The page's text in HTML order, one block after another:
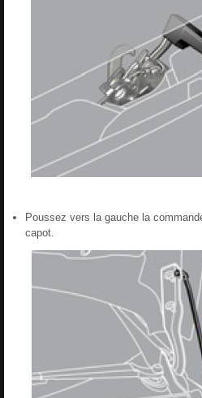
Poussez vers la gauche la
capot.